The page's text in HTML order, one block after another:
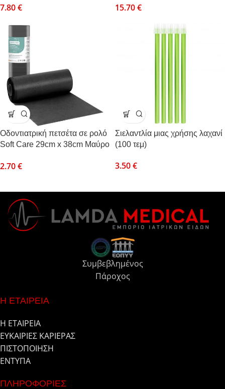
7.80€ 15.70€
Οδοντιατρική πετσέτα σε ρολό
Soft Care 29cm x 38cm Μαύρο
2.70€
Σιελαντλία μιας χρήσης λαχανί
(100 τεμ)
3.50€
Συμβεβλημένος
Πάροχος
Η ΕΤΑΙΡΕΙΑ
Η ΕΤΑΙΡΕΙΑ
ΕΥΚΑΙΡΙΕΣ ΚΑΡΙΕΡΑΣ
ΠΙΣΤΟΠΟΙΗΣΗ
ΕΝΤΥΠΑ
ΠΛΗΡΟΦΟΡΙΕΣ